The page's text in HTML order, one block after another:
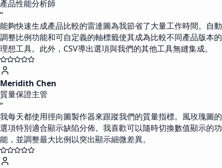
產品性能分析師
“
能夠快速生成產品比較的雷達圖為我節省了大量工作時間。自動
調整比例功能和可自定義的軸標籤使其成為比較不同產品版本的
理想工具。此外，CSV導出選項與我們的其他工具無縫集成。
Meridith Chen
質量保證主管
“
我每天都使用徑向圖製作器來跟蹤我們的質量指標。風玫瑰圖的
選項特別適合顯示缺陷分佈。我喜歡可以隨時切換數值顯示的功
能，並調整最大比例以突出顯示細微差異。